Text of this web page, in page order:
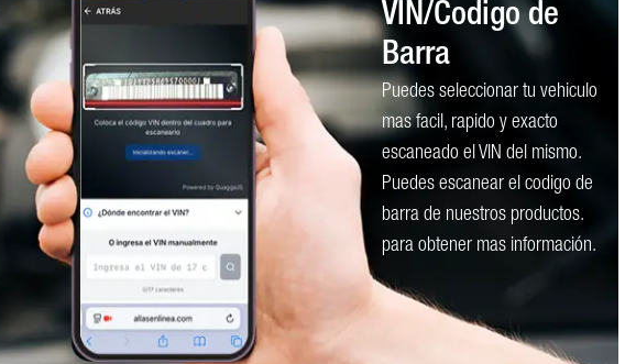
VIN/Codigo de
Barra
Puedes seleccionar tu vehiculo
mas facil, rapido y exacto
escaneado el VIN del mismo.
Puedes escanear el codigo de
barra de nuestros productos.
para obtener mas información.